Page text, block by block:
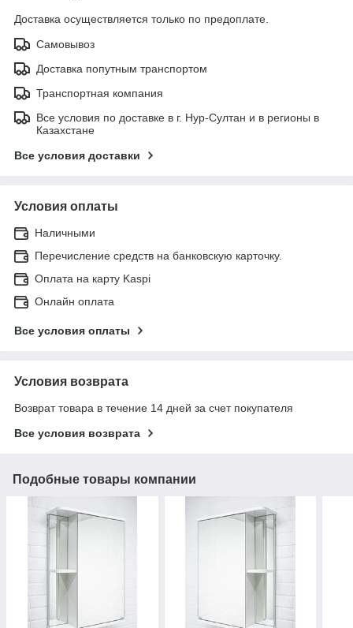
Доставка осуществляется только по предоплате.
Самовывоз
Доставка попутным транспортом
Транспортная компания
Все условия по доставке в г. Нур-Султан и в регионы в
Казахстане
Все условия доставки
Условия оплаты
Наличными
Перечисление средств на банковскую карточку.
Оплата на карту Kaspi
Онлайн оплата
Все условия оплаты
Условия возврата
Возврат товара в течение 14 дней за счет покупателя
Все условия возврата
Подобные товары компании